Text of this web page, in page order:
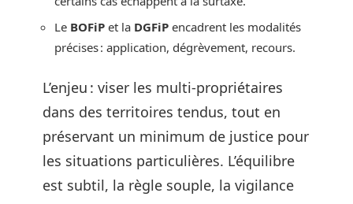
Le BOFiP et la DGFiP encadrent les modalités
précises : application, dégrèvement, recours.
L’enjeu : viser les multi-propriétaires
dans des territoires tendus, tout en
préservant un minimum de justice pour
les situations particulières. L’équilibre
est subtil, la règle souple, la vigilance